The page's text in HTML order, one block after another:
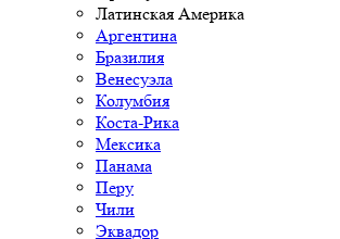
Латинская Америка
Аргентина
Бразилия
Венесуэла
Колумбия
Коста-Рика
Мексика
Панама
Перу
Чили
Эквадор